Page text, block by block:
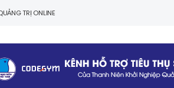
TRỊ ONLINE